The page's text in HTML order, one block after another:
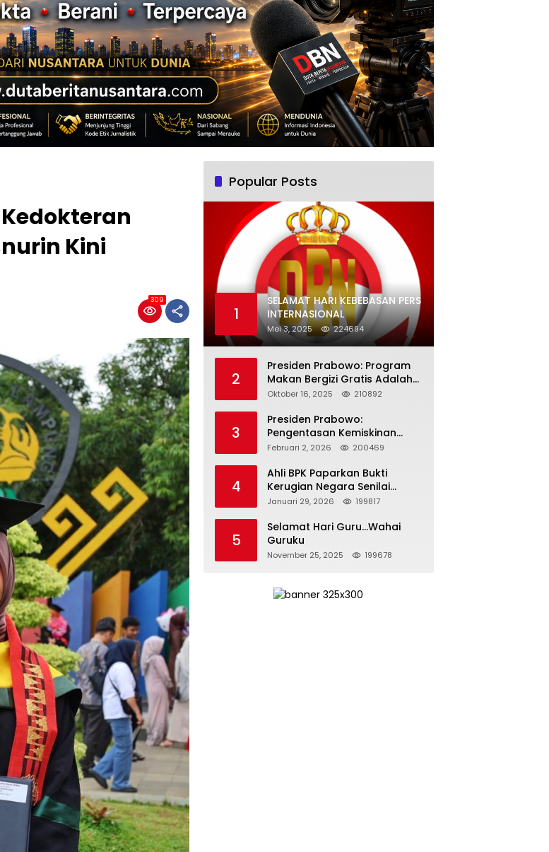
Kini
309
Popular Posts
1
SELAMAT HARI KEBEBASAN PERS
INTERNASIONAL
Mei 3, 2025 224694
2
Presiden Prabowo: Program
Makan Bergizi Gratis Adalah
Investasi untuk Masa Depan
Oktober 16, 2025 210892
3
Presiden Prabowo:
Pengentasan Kemiskinan
Butuh Persatuan dan
Bertanggung Jawab
Februari 2, 2026 200469
4
Ahli BPK Paparkan Bukti
Kerugian Negara Senilai
Rp285 Triliun dalam
Pertamina
Januari 29, 2026 199817
5
Selamat Hari Guru…Wahai
Guruku
November 25, 2025 199678